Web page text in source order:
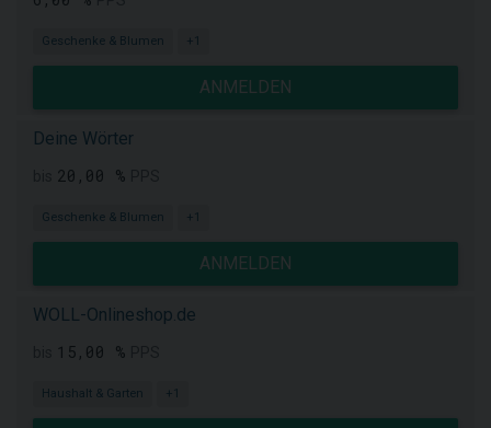
Geschenke & Blumen +1
ANMELDEN
Deine Wörter
20,00 %
Geschenke & Blumen +1
ANMELDEN
WOLL-Onlineshop.de
15,00 %
Haushalt & Garten +1